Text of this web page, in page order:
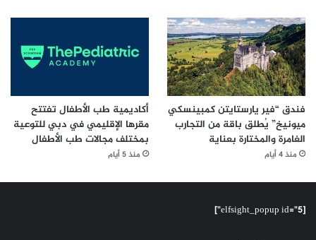
فندق “فير يارستايتن كمبينسكي
ميونيخ” يُطلق باقة من التجارب
الغامرة والمختارة بعناية
منذ 4 أيام
أكاديمية طب الأطفال تفتتح
مقرها الإقليمي في دبي للتوعية
بمختلف مجالات طب الأطفال
منذ 5 أيام
[elfsight_popup id="5"]